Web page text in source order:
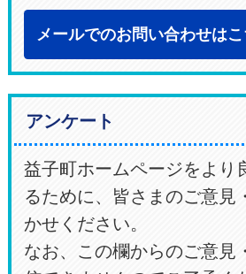
メールでのお問い合わせはこ
アンケート
益子町ホームページをより
るために、皆さまのご意見
かせください。
なお、この欄からのご意見